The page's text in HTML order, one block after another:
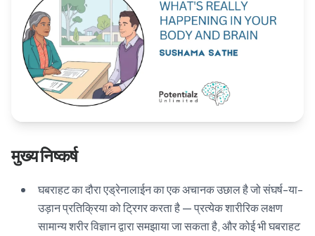
Blog
Book Appointment
मुख्य निष्कर्ष
घबराहट का दौरा एड्रेनालाईन का एक अचानक उछाल है जो संघर्ष-या-
उड़ान प्रतिक्रिया को ट्रिगर करता है — प्रत्येक शारीरिक लक्षण
सामान्य शरीर विज्ञान द्वारा समझाया जा सकता है, और कोई भी घबराहट